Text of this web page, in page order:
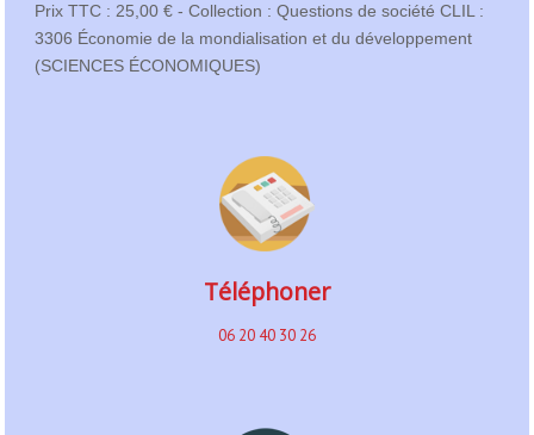
Prix TTC : 25,00 € - Collection : Questions de société CLIL :
3306 Économie de la mondialisation et du développement
(SCIENCES ÉCONOMIQUES)
Téléphoner
06 20 40 30 26